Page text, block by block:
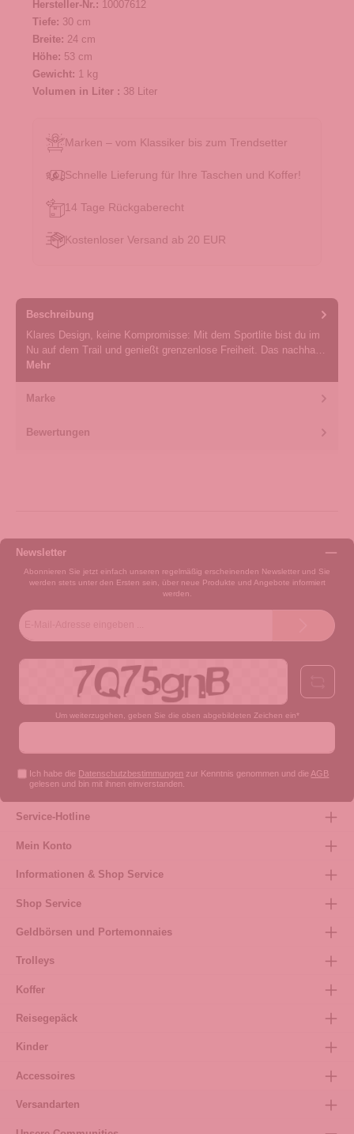
Hersteller-Nr.: 10007612
Tiefe: 30 cm
Breite: 24 cm
Höhe: 53 cm
Gewicht: 1 kg
Volumen in Liter : 38 Liter
Marken – vom Klassiker bis zum Trendsetter
Schnelle Lieferung für Ihre Taschen und Koffer!
14 Tage Rückgaberecht
Kostenloser Versand ab 20 EUR
Beschreibung
Klares Design, keine Kompromisse: Mit dem Sportlite bist du im
Nu auf dem Trail und genießt grenzenlose Freiheit. Das nachha…
Mehr
Marke
Bewertungen
Newsletter
Abonnieren Sie jetzt einfach unseren regelmäßig erscheinenden Newsletter und Sie
werden stets unter den Ersten sein, über neue Produkte und Angebote informiert
werden.
Um weiterzugehen, geben Sie die oben abgebildeten Zeichen ein*
Ich habe die Datenschutzbestimmungen zur Kenntnis genommen und die AGB
gelesen und bin mit ihnen einverstanden.
Service-Hotline
Mein Konto
Informationen & Shop Service
Shop Service
Geldbörsen und Portemonnaies
Trolleys
Koffer
Reisegepäck
Kinder
Accessoires
Versandarten